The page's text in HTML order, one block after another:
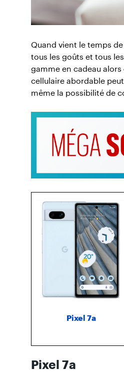
Quand vient le temps
tous les goûts et tous
gamme en cadeau alors
cellulaire abordable
même la possibilité de
Pixel 7a
Pixel 7a